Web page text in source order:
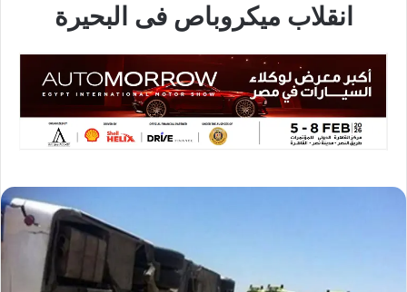
انقلاب ميكروباص فى البحيرة